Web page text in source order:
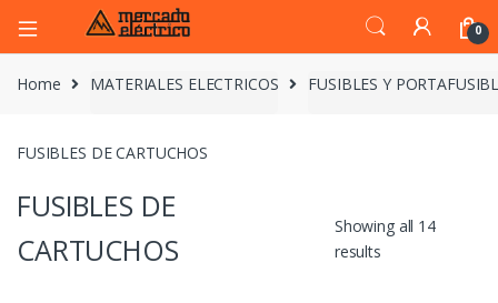
0
Home MATERIALES ELECTRICOS FUSIBLES Y
FUSIBLES DE CARTUCHOS
FUSIBLES DE
CARTUCHOS
Showing all 14
results